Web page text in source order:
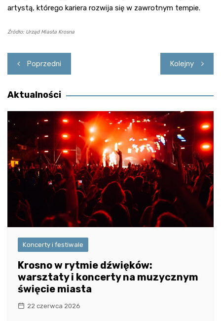
artystą, którego kariera rozwija się w zawrotnym tempie.
Źródło: Urząd Miasta Krosna
Nawigacja
wpisu
Poprzedni Kolejny
Aktualności
Koncerty i festiwale
Krosno w rytmie dźwięków:
warsztaty i koncerty na muzycznym
święcie miasta
22 czerwca 2026